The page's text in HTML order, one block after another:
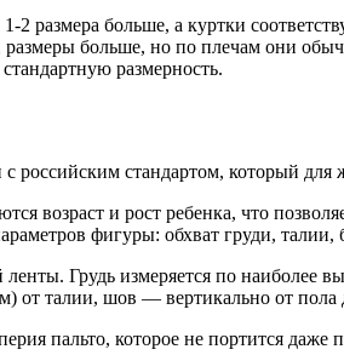
размера больше, а куртки
больше, но по плечам они
размерность.
российским стандартом, который
возраст и рост ребенка, что
фигуры: обхват груди,
ленты. Грудь измеряется по
от талии, шов — вертикально от пола
пальто, которое не портится даже